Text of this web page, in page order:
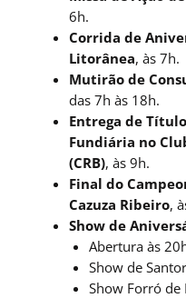
6h.
Corrida de
Litorânea, às 7h.
Mutirão de
das 7h às 18h.
Entrega de
Fundiária no
(CRB), às 9h.
Final do
Cazuza Ribeiro,
Show de
Abertura às
Show de
Show Forró de